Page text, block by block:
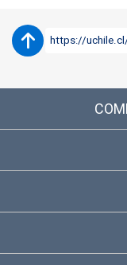
https://